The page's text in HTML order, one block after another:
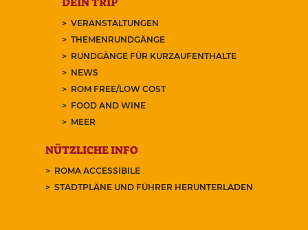
VERANSTALTUNGEN
THEMENRUNDGÄNGE
RUNDGÄNGE FÜR KURZAUFENTHALTE
NEWS
ROM FREE/LOW COST
FOOD AND WINE
MEER
NÜTZLICHE INFO
ROMA ACCESSIBILE
STADTPLÄNE UND FÜHRER HERUNTERLADEN